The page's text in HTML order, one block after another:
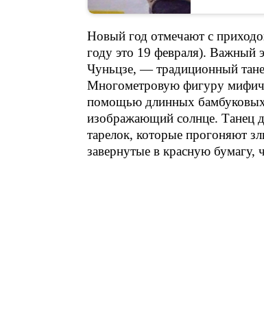
Новый год отмечают с
году это 19 февраля). Важный
Чуньцзе, — традиционный
Многометровую фигуру
помощью длинных бамбуковых
изображающий солнце. Танец
тарелок, которые прогоняют
завернутые в красную